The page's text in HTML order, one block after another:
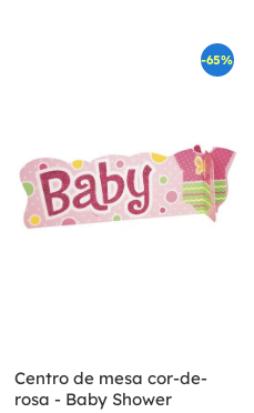
-65%
Centro de mesa cor-de-
rosa - Baby Shower